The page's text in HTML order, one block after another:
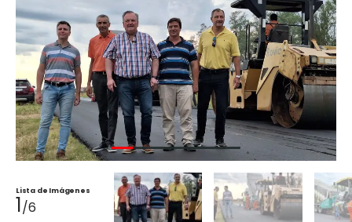
Lista de Imágenes
1/6